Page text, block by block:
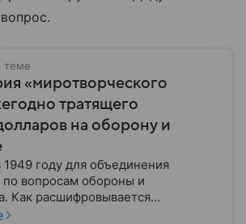
теме
«миротворческого
тратящего
на оборону и
году для объединения
по вопросам обороны и
Как расшифровывается
чего задумывали группировку и к